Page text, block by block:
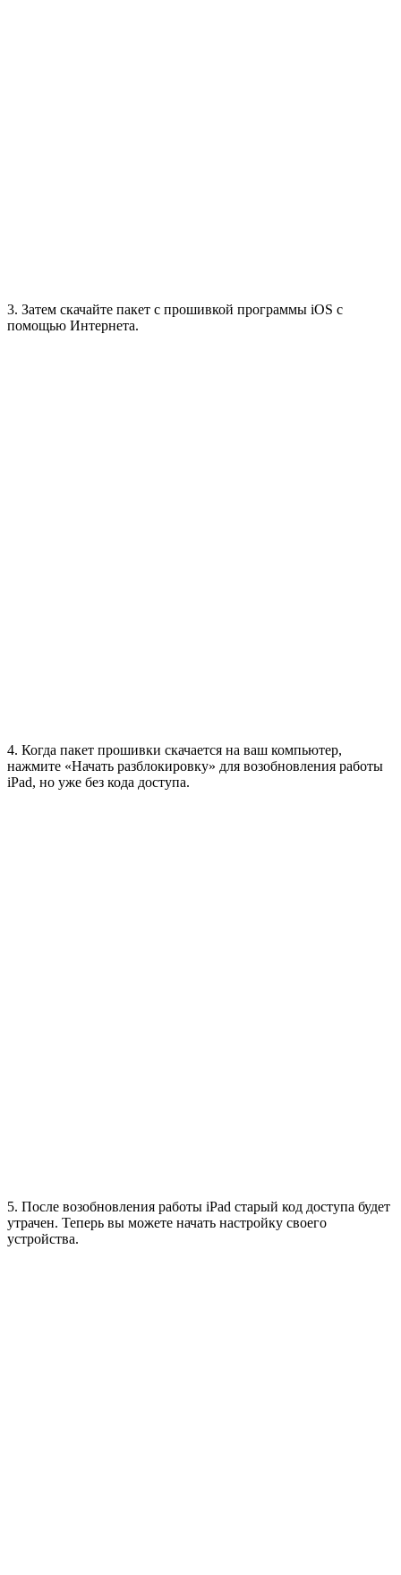
3. Затем скачайте пакет с прошивкой программы iOS с
помощью Интернета.
4. Когда пакет прошивки скачается на ваш компьютер,
нажмите «Начать разблокировку» для возобновления работы
iPad, но уже без кода доступа.
5. После возобновления работы iPad старый код доступа будет
утрачен. Теперь вы можете начать настройку своего
устройства.